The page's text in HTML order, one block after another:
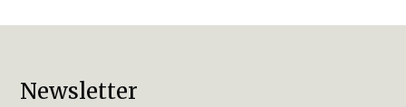
Newsletter